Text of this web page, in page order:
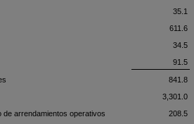
35.1
611.6
34.5
91.5
841.8
3,301.0
arrendamientos operativos
208.5